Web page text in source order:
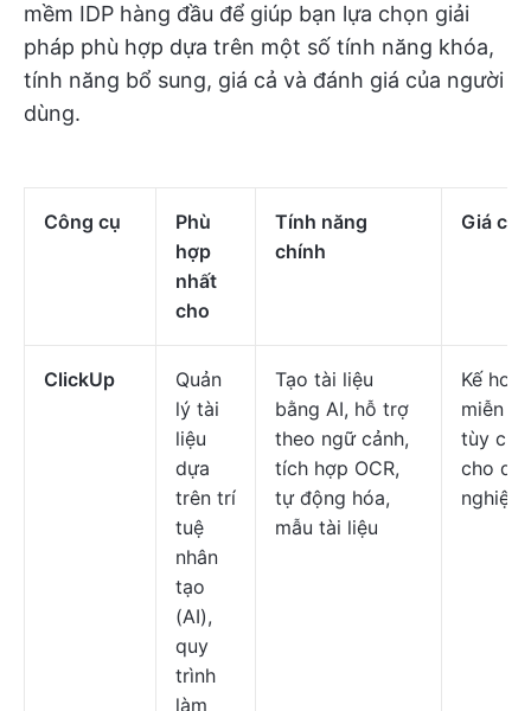
mềm IDP hàng đầu để giúp bạn lựa chọn giải
pháp phù hợp dựa trên một số tính năng khóa,
tính năng bổ sung, giá cả và đánh giá của người
dùng.
Công cụ
Phù
hợp
nhất
cho
Tính năng
chính
Giá cả
ClickUp
Quản
lý tài
liệu
dựa
trên trí
tuệ
nhân
tạo
(AI),
quy
trình
làm
Tạo tài liệu
bằng AI, hỗ trợ
theo ngữ cảnh,
tích hợp OCR,
tự động hóa,
mẫu tài liệu
Kế
miễn
tùy
cho
nghiệp